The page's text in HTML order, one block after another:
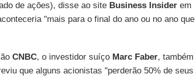
de ações), disse ao siteBusiness Insiderem
"mais para o final do ano ou no ano que
CNBC, o investidor suíço Marc Faber, também
que alguns acionistas "perderão 50% de seus